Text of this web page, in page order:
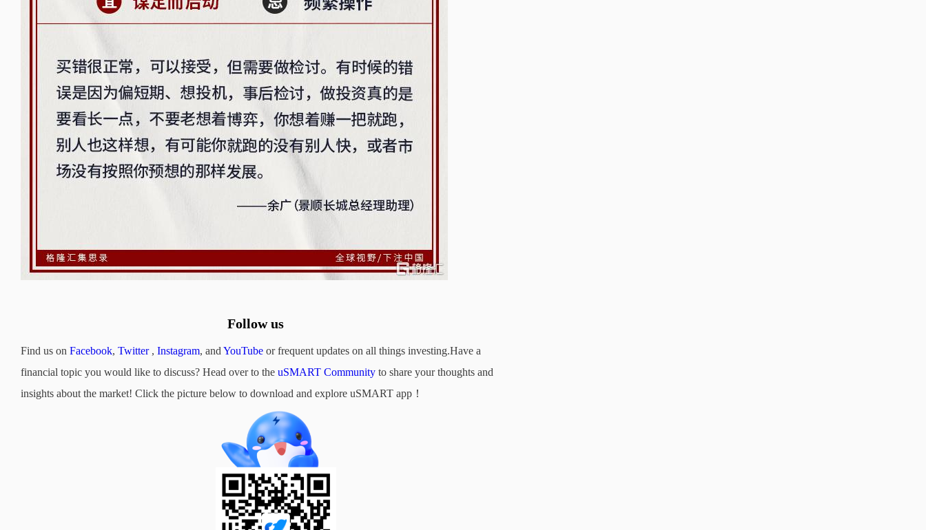
Follow us
Find us on Facebook, Twitter, Instagram, and YouTube or frequent updates on all things investing.Have a
financial topic you would like to discuss? Head over to the uSMART Community to share your thoughts and
insights about the market! Click the picture below to download and explore uSMART app！